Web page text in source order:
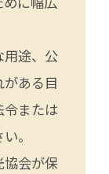
用途、公
ある目
令または
。
協会が保